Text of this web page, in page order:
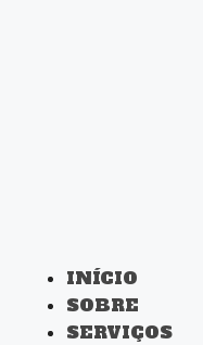
INÍCIO
SOBRE
SERVIÇOS